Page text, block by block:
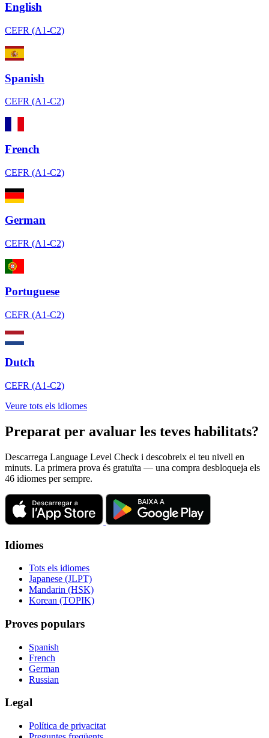
English
CEFR (A1-C2)
Spanish
CEFR (A1-C2)
French
CEFR (A1-C2)
German
CEFR (A1-C2)
Portuguese
CEFR (A1-C2)
Dutch
CEFR (A1-C2)
Veure tots els idiomes
Preparat per avaluar les teves habilitats?
Descarrega Language Level Check i descobreix el teu nivell en
minuts. La primera prova és gratuïta — una compra desbloqueja els
46 idiomes per sempre.
Idiomes
Tots els idiomes
Japanese (JLPT)
Mandarin (HSK)
Korean (TOPIK)
Proves populars
Spanish
French
German
Russian
Legal
Política de privacitat